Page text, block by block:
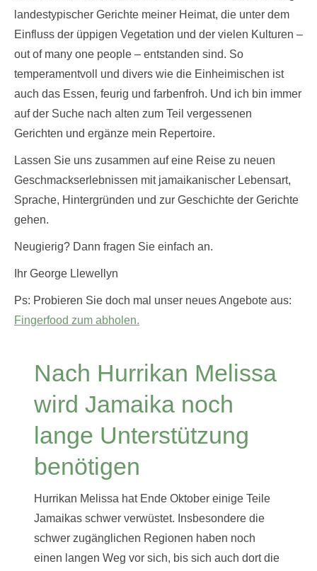
landestypischer Gerichte meiner Heimat, die unter dem
Einfluss der üppigen Vegetation und der vielen Kulturen –
out of many one people – entstanden sind. So
temperamentvoll und divers wie die Einheimischen ist
auch das Essen, feurig und farbenfroh. Und ich bin immer
auf der Suche nach alten zum Teil vergessenen
Gerichten und ergänze mein Repertoire.
Lassen Sie uns zusammen auf eine Reise zu neuen
Geschmackserlebnissen mit jamaikanischer Lebensart,
Sprache, Hintergründen und zur Geschichte der Gerichte
gehen.
Neugierig? Dann fragen Sie einfach an.
Ihr George Llewellyn
Ps: Probieren Sie doch mal unser neues Angebote aus:
Fingerfood zum abholen.
Nach Hurrikan Melissa
wird Jamaika noch
lange Unterstützung
benötigen
Hurrikan Melissa hat Ende Oktober einige Teile
Jamaikas schwer verwüstet. Insbesondere die
schwer zugänglichen Regionen haben noch
einen langen Weg vor sich, bis sich auch dort die